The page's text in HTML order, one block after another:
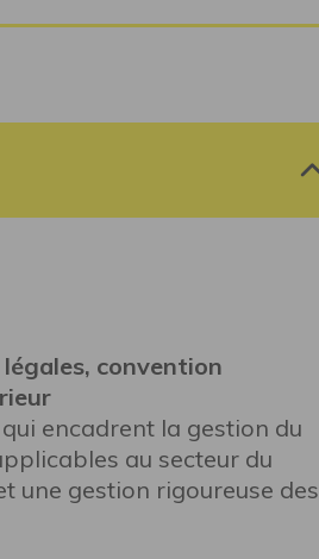
convention
encadrent la gestion du
au secteur du
une gestion rigoureuse des